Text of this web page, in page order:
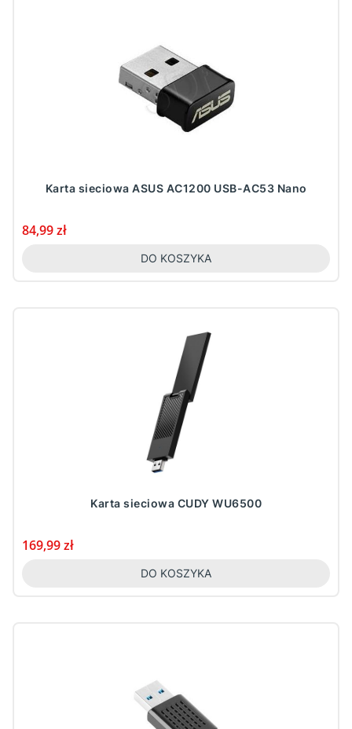
Karta sieciowa ASUS AC1200 USB-AC53 Nano
Cena
84,99 zł
DO KOSZYKA
Karta sieciowa CUDY WU6500
Cena
169,99 zł
DO KOSZYKA